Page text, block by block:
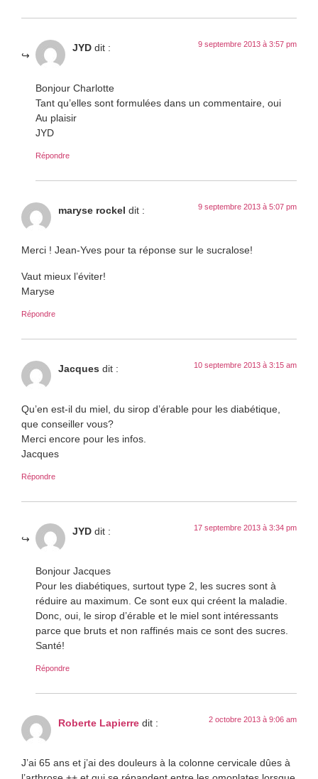
JYD dit : 9 septembre 2013 à 3:57 pm
Bonjour Charlotte
Tant qu’elles sont formulées dans un commentaire, oui
Au plaisir
JYD
Répondre
maryse rockel dit : 9 septembre 2013 à 5:07 pm
Merci ! Jean-Yves pour ta réponse sur le sucralose!
Vaut mieux l’éviter!
Maryse
Répondre
Jacques dit : 10 septembre 2013 à 3:15 am
Qu’en est-il du miel, du sirop d’érable pour les diabétique,
que conseiller vous?
Merci encore pour les infos.
Jacques
Répondre
JYD dit : 17 septembre 2013 à 3:34 pm
Bonjour Jacques
Pour les diabétiques, surtout type 2, les sucres sont à
réduire au maximum. Ce sont eux qui créent la maladie.
Donc, oui, le sirop d’érable et le miel sont intéressants
parce que bruts et non raffinés mais ce sont des sucres.
Santé!
Répondre
Roberte Lapierre dit : 2 octobre 2013 à 9:06 am
J’ai 65 ans et j’ai des douleurs à la colonne cervicale dûes à